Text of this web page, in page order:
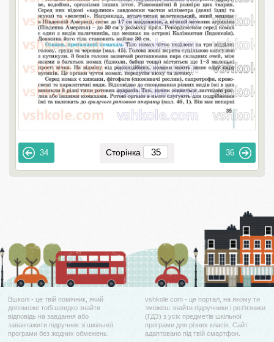
34 Сторінка 36
Вшколі - це твій помічник, який
допоможе тобі швидко знайти
відповідь на завдання або
завантажити підручник зі шкільної
програми без жодних обмежень.
vshkole.com - це портал, на якому ти
зможеш знайти підручники і роз'язники
(ГДЗ) з усіх предметів шкільної
програми для різних класів. Сайт
адаптовано під твій смартфон.